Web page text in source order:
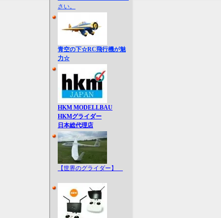
さい。
青空の下☆RC飛行機が魅
力☆
HKM MODELLBAU
HKMグライダー
日本総代理店
【世界のグライダー】